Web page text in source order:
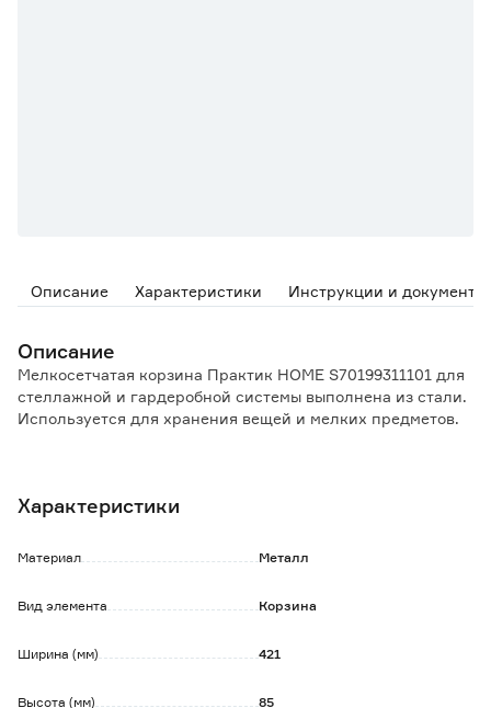
Описание Характеристики Инструкции и документы
Описание
Мелкосетчатая корзина Практик HOME S70199311101 для
стеллажной и гардеробной системы выполнена из стали.
Используется для хранения вещей и мелких предметов.
мм.
приобретается отдельно.
Характеристики
Материал Металл
Вид элемента Корзина
Ширина (мм) 421
Высота (мм) 85